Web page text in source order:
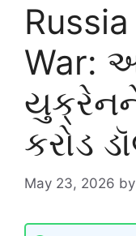
War:
કરોડ
May 23, 2026 by